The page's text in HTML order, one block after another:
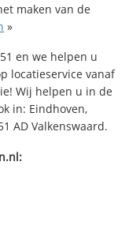
maken van de
»
en we helpen u
locatieservice vanaf
Wij helpen u in de
in: Eindhoven,
AD Valkenswaard.